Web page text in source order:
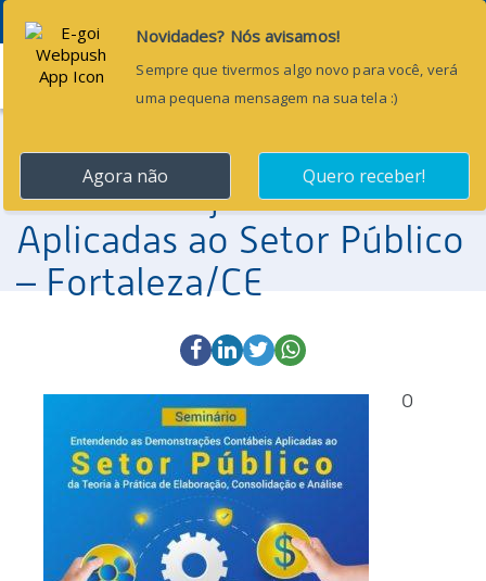
Menu
15 de dezembro de 2017
Seminário Entendendo as
Demonstrações Contábeis
Aplicadas ao Setor Público
– Fortaleza/CE
O